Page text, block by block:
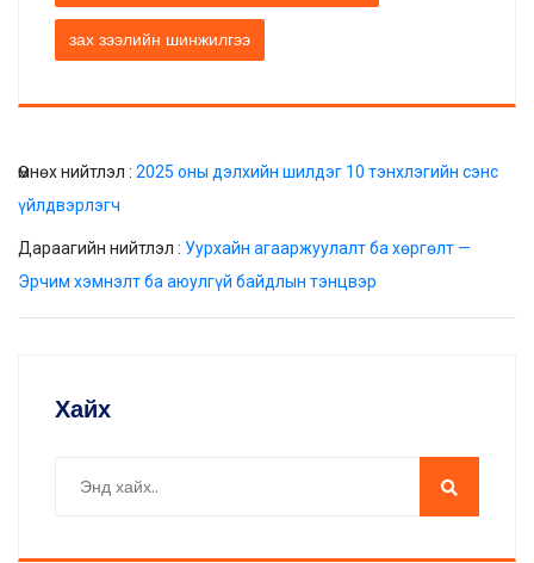
Хайх
зах зээлийн шинжилгээ
Өмнөх нийтлэл : 2025 оны дэлхийн шилдэг 10 тэнхлэгийн сэнс
үйлдвэрлэгч
Дараагийн нийтлэл : Уурхайн агааржуулалт ба хөргөлт —
Эрчим хэмнэлт ба аюулгүй байдлын тэнцвэр